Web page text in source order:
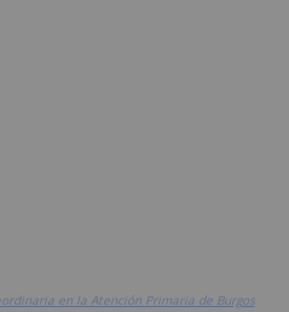
en la Atención Primaria de Burgos